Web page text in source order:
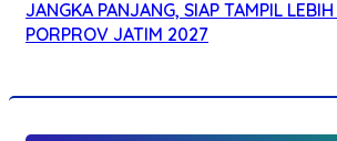
JANGKA PANJANG, SIAP TAMPIL
PORPROV JATIM 2027